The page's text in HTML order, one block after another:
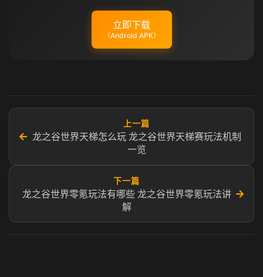
立即下载
（Android APK）
←
上一篇
龙之谷世界天梯怎么玩 龙之谷世界天梯赛玩法机制
一览
下一篇
龙之谷世界零氪玩法有哪些 龙之谷世界零氪玩法讲
解
→